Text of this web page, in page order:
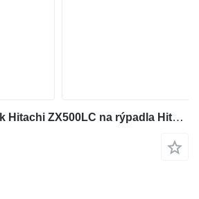
Hydraulický joystick Hitachi ZX500LC na rýpadla Hitachi ZX500LC